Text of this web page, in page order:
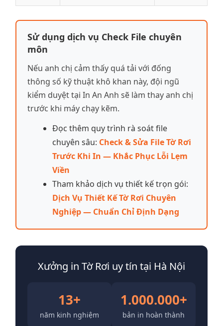
Sử dụng dịch vụ Check File chuyên
môn
Nếu anh chị cảm thấy quá tải với đống
thông số kỹ thuật khô khan này, đội ngũ
kiểm duyệt tại In An Anh sẽ làm thay anh chị
trước khi máy chạy kẽm.
Đọc thêm quy trình rà soát file
chuyên sâu: Check & Sửa File Tờ Rơi
Trước Khi In — Khắc Phục Lỗi Lẹm
Viền
Tham khảo dịch vụ thiết kế trọn gói:
Dịch Vụ Thiết Kế Tờ Rơi Chuyên
Nghiệp — Chuẩn Chỉ Định Dạng
Xưởng in Tờ Rơi uy tín tại Hà Nội
13+
năm kinh nghiệm
1.000.000+
bản in hoàn thành